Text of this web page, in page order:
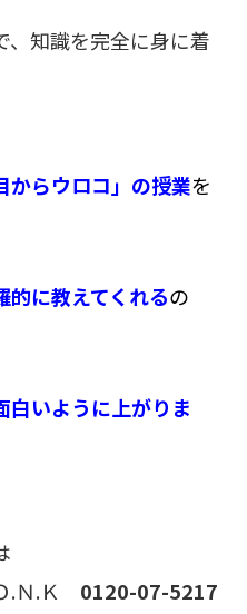
知識を完全に身に着
からウロコ」の授業を
に教えてくれるの
白いように上がりま
.Ｎ.Ｋ 0120-07-5217